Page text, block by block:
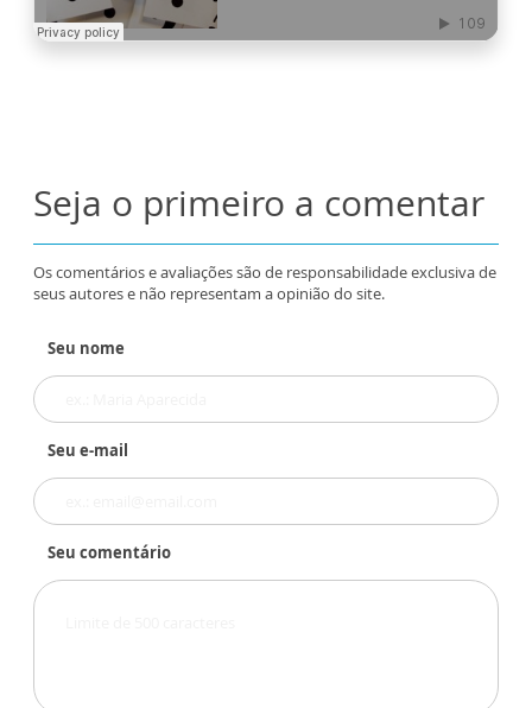
Seja o primeiro a comentar
Os comentários e avaliações são de responsabilidade exclusiva de
seus autores e não representam a opinião do site.
Seu nome
Seu e-mail
Seu comentário